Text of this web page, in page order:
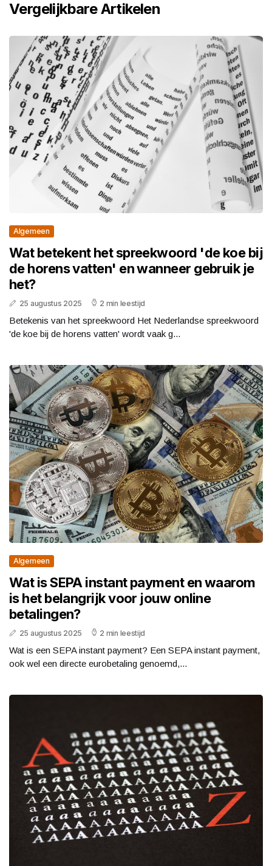
Vergelijkbare Artikelen
Algemeen
Wat betekent het spreekwoord 'de koe bij
de horens vatten' en wanneer gebruik je
het?
25 augustus 2025 2 min leestijd
Betekenis van het spreekwoord Het Nederlandse spreekwoord
'de koe bij de horens vatten' wordt vaak g...
Algemeen
Wat is SEPA instant payment en waarom
is het belangrijk voor jouw online
betalingen?
25 augustus 2025 2 min leestijd
Wat is een SEPA instant payment? Een SEPA instant payment,
ook wel een directe eurobetaling genoemd,...